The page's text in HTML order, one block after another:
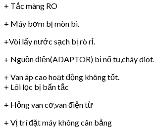
+ Tắc màng RO
+ Máy bơm bị mòn bi.
+Vòi lấy nước sạch bị rò rỉ.
+ Nguồn điện(ADAPTOR) bị nổ tụ,cháy diot.
+ Van áp cao hoạt động không tốt.
+ Lõi lọc bị bẩn tắc
+ Hỏng van cơ,van điện từ
+ Vị trí đặt máy không cân bằng